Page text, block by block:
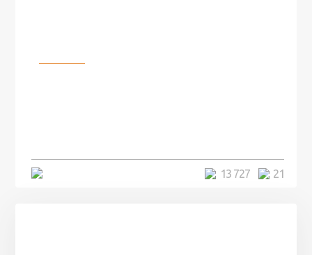
21
13 727